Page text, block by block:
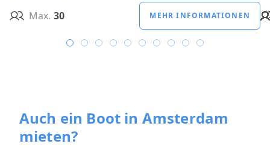
Max. 30 MEHR INFORMATIONEN
Auch ein Boot in Amsterdam
mieten?